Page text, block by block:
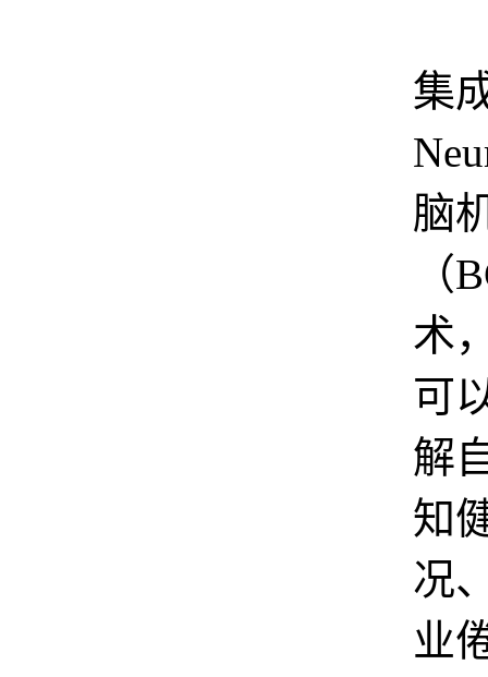
集
脑
（
术
可
解
知
况
业